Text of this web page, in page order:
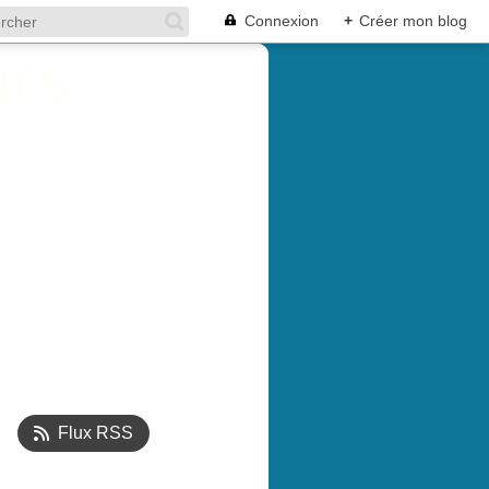
Connexion + Créer mon blog
Flux RSS